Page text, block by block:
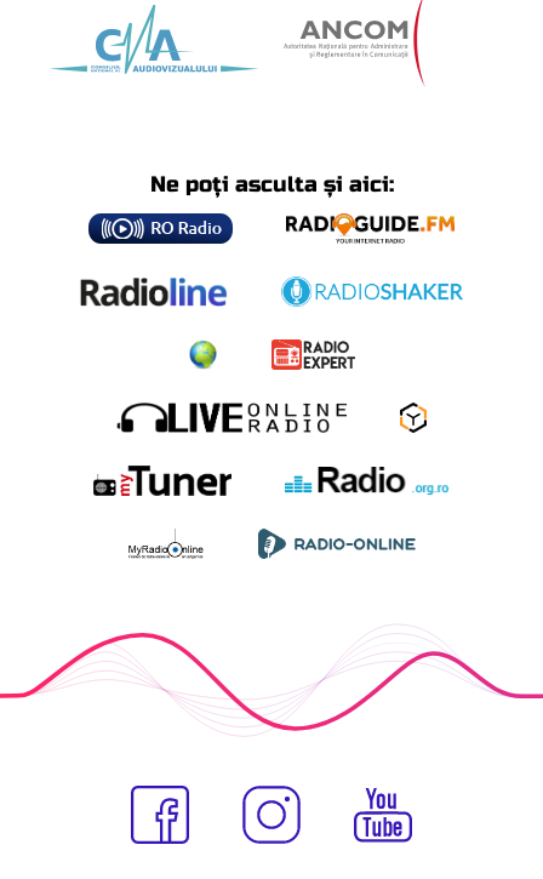
Ne poți asculta și aici: